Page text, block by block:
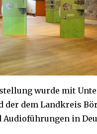
wurde mit
der dem Landkreis
Audioführungen in